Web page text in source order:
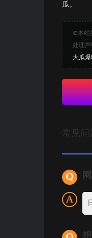
瓜。
©本站
处理
大瓜
常见问